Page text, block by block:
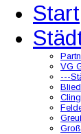
Start
VG
---